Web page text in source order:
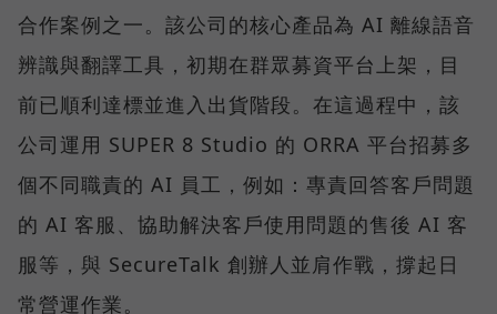
合作案例之一。該公司的核心產品為 AI 離線語音
辨識與翻譯工具，初期在群眾募資平台上架，目
前已順利達標並進入出貨階段。在這過程中，該
公司運用 SUPER 8 Studio 的 ORRA 平台招募多
個不同職責的 AI 員工，例如：專責回答客戶問題
的 AI 客服、協助解決客戶使用問題的售後 AI 客
服等，與 SecureTalk 創辦人並肩作戰，撐起日
常營運作業。